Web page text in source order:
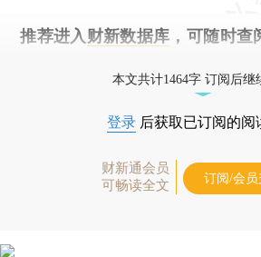
推荐进入 财新数据库 ，可随时
本文共计1464字 订阅后继
登录 后获取已订阅的阅
财新通会员
可畅读全文
订阅/会员